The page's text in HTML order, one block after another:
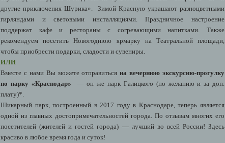
другие приключения Шурика». Зимой Красную украшают разноцветными
гирляндами и световыми инсталляциями. Праздничное настроение
поддержат кафе и рестораны с согревающими напитками. Также
рекомендуем посетить Новогоднюю ярмарку на Театральной площади,
чтобы приобрести подарки, сладости и сувениры.
ИЛИ
Вместе с нами Вы можете отправитьсяна вечернюю экскурсию-прогулку
по парку «Краснодар»
—он же парк Галицкого (по желанию и за доп.
плату)*.
Шикарный парк, построенный в 2017 году в Краснодаре, теперь является
одной из главных достопримечательностей города. По отзывам многих его
посетителей (жителей и гостей города) — лучший во всей России! Здесь
красиво в любое время года и суток!